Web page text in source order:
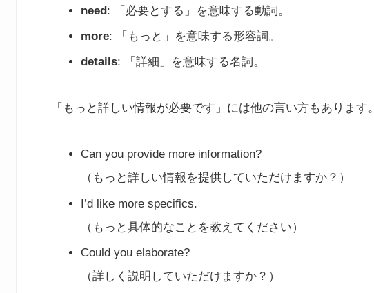
need: 「必要とする」を意味する動詞。
more: 「もっと」を意味する形容詞。
details: 「詳細」を意味する名詞。
「もっと詳しい情報が必要です」には他の言い方もあります。
Can you provide more information?
（もっと詳しい情報を提供していただけますか？）
I’d like more specifics.
（もっと具体的なことを教えてください）
Could you elaborate?
（詳しく説明していただけますか？）